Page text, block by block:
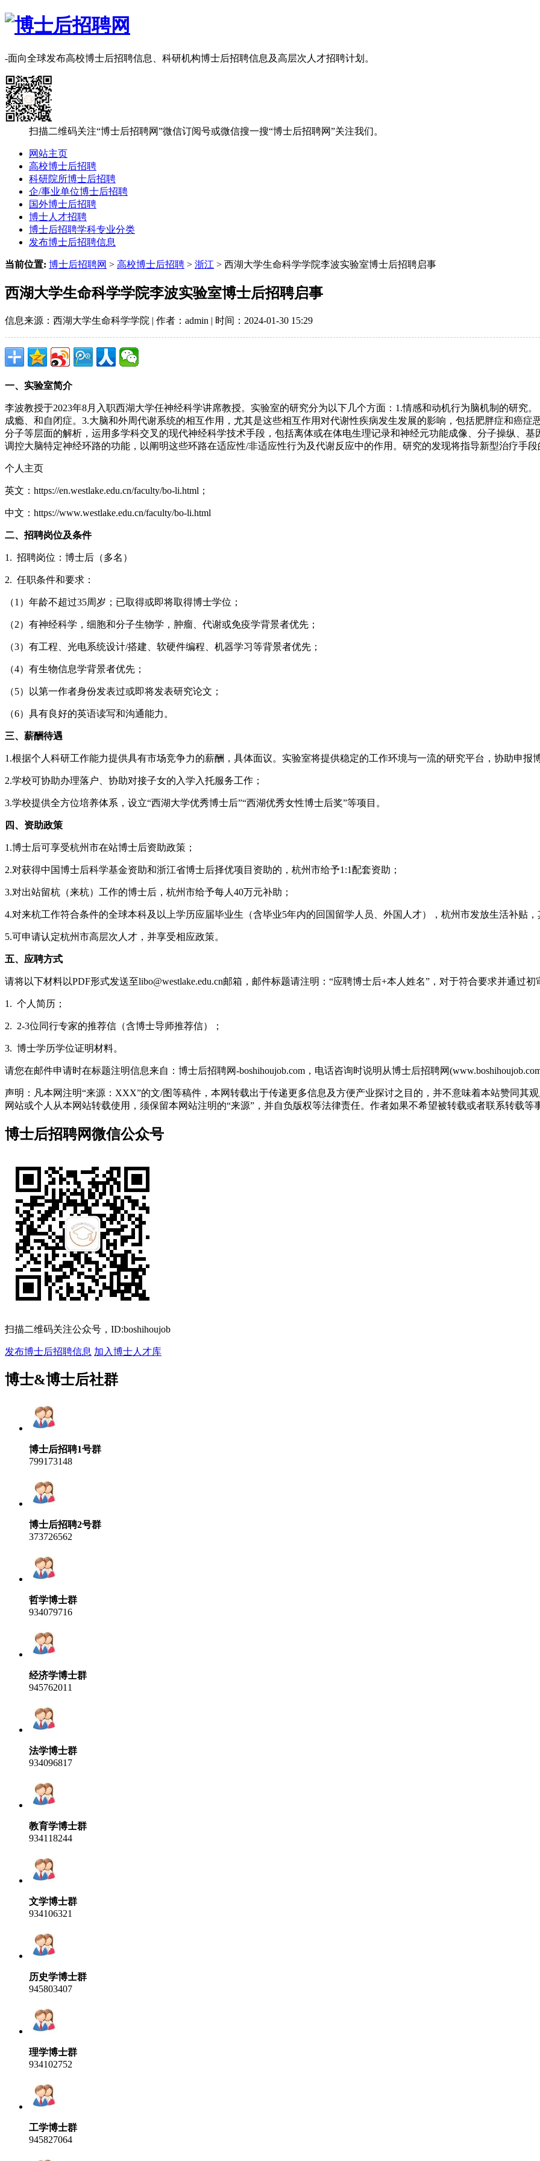
-面向全球发布高校博士后招聘信息、科研机构博士后招聘信息及高层次人才招聘计划。
扫描二维码关注“博士后招聘网”微信订阅号或微信搜一搜“博士后招聘网”关注我们。
网站主页
高校博士后招聘
科研院所博士后招聘
企/事业单位博士后招聘
国外博士后招聘
博士人才招聘
博士后招聘学科专业分类
发布博士后招聘信息
当前位置: 博士后招聘网 > 高校博士后招聘 > 浙江 > 西湖大学生命科学学院李波实验室博士后招聘启事
西湖大学生命科学学院李波实验室博士后招聘启事
信息来源：西湖大学生命科学学院 | 作者：admin | 时间：2024-01-30 15:29
一、实验室简介
李波教授于2023年8月入职西湖大学任神经科学讲席教授。实验室的研究分为以下几个方面：1.情感和动机行为脑机制的研究
成瘾、和自闭症。3.大脑和外周代谢系统的相互作用，尤其是这些相互作用对代谢性疾病发生发展的影响，包括肥胖症和癌
分子等层面的解析，运用多学科交叉的现代神经科学技术手段，包括离体或在体电生理记录和神经元功能成像、分子操纵、
调控大脑特定神经环路的功能，以阐明这些环路在适应性/非适应性行为及代谢反应中的作用。研究的发现将指导新型治疗手
个人主页
英文：https://en.westlake.edu.cn/faculty/bo-li.html；
中文：https://www.westlake.edu.cn/faculty/bo-li.html
二、招聘岗位及条件
1. 招聘岗位：博士后（多名）
2. 任职条件和要求：
（1）年龄不超过35周岁；已取得或即将取得博士学位；
（2）有神经科学，细胞和分子生物学，肿瘤、代谢或免疫学背景者优先；
（3）有工程、光电系统设计/搭建、软硬件编程、机器学习等背景者优先；
（4）有生物信息学背景者优先；
（5）以第一作者身份发表过或即将发表研究论文；
（6）具有良好的英语读写和沟通能力。
三、薪酬待遇
1.根据个人科研工作能力提供具有市场竞争力的薪酬，具体面议。实验室将提供稳定的工作环境与一流的研究平台，协助申报
2.学校可协助办理落户、协助对接子女的入学入托服务工作；
3.学校提供全方位培养体系，设立“西湖大学优秀博士后”“西湖优秀女性博士后奖”等项目。
四、资助政策
1.博士后可享受杭州市在站博士后资助政策；
2.对获得中国博士后科学基金资助和浙江省博士后择优项目资助的，杭州市给予1:1配套资助；
3.对出站留杭（来杭）工作的博士后，杭州市给予每人40万元补助；
4.对来杭工作符合条件的全球本科及以上学历应届毕业生（含毕业5年内的回国留学人员、外国人才），杭州市发放生活补贴，
5.可申请认定杭州市高层次人才，并享受相应政策。
五、应聘方式
请将以下材料以PDF形式发送至libo@westlake.edu.cn邮箱，邮件标题请注明：“应聘博士后+本人姓名”，对于符合要求并通过
1. 个人简历；
2. 2-3位同行专家的推荐信（含博士导师推荐信）；
3. 博士学历学位证明材料。
请您在邮件申请时在标题注明信息来自：博士后招聘网-boshihoujob.com，电话咨询时说明从博士后招聘网
声明：凡本网注明“来源：XXX”的文/图等稿件，本网转载出于传递更多信息及方便产业探讨之目的，并不意味着本站赞同其
网站或个人从本网站转载使用，须保留本网站注明的“来源”，并自负版权等法律责任。作者如果不希望被转载或者联系转载等
博士后招聘网微信公众号
扫描二维码关注公众号，ID:boshihoujob
发布博士后招聘信息 加入博士人才库
博士&博士后社群
博士后招聘1号群
799173148
博士后招聘2号群
373726562
哲学博士群
934079716
经济学博士群
945762011
法学博士群
934096817
教育学博士群
934118244
文学博士群
934106321
历史学博士群
945803407
理学博士群
934102752
工学博士群
945827064